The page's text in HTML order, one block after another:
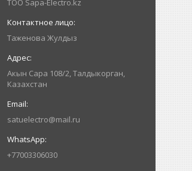
ТОО Sapa-Electro.kz
Таженова Жулдыз
Акын Сара 108/2, Талдыкорган,
Казахстан
satuelectro@mail.ru
+77003306030